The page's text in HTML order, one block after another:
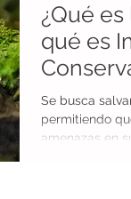
Conservación de
¿Qué
qué es
de
Se busca
permitiendo
amenazas en